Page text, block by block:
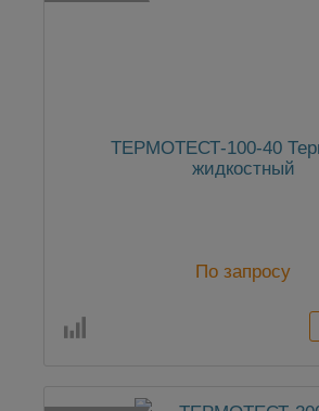
ТЕРМОТЕСТ-100-40
жидкостный
По запросу